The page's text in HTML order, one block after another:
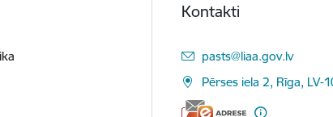
Kontakti
E-pasts:
pasts@liaa.gov.lv
Pērses iela 2, Rīga, LV-